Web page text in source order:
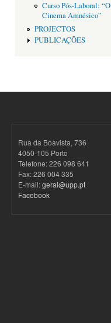
Curso Pós-Laboral: “O
Cinema Amnésico”
PROJECTOS
PUBLICAÇÕES
Rua da Boavista, 736
4050-105 Porto
Telefone: 226 098 641
Fax: 226 004 335
E-mail:geral@upp.pt
Facebook